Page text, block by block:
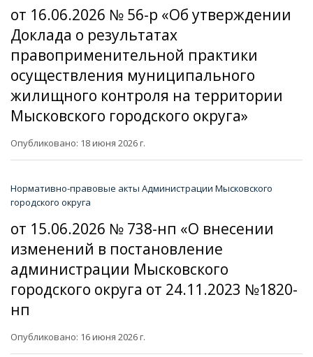
от 16.06.2026 № 56-р «Об утверждении
Доклада о результатах
правоприменительной практики
осуществления муниципального
жилищного контроля на территории
Мысковского городского округа»
Опубликовано: 18 июня 2026 г.
Нормативно-правовые акты Администрации Мысковского
городского округа
от 15.06.2026 № 738-нп «О внесении
изменений в постановление
администрации Мысковского
городского округа от 24.11.2023 №1820-
нп
Опубликовано: 16 июня 2026 г.